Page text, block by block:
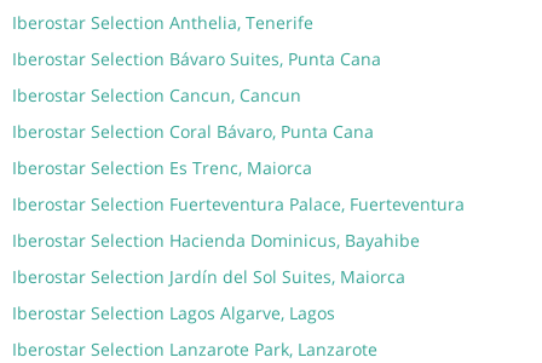
Iberostar Selection Anthelia, Tenerife
Iberostar Selection Bávaro Suites, Punta Cana
Iberostar Selection Cancun, Cancun
Iberostar Selection Coral Bávaro, Punta Cana
Iberostar Selection Es Trenc, Maiorca
Iberostar Selection Fuerteventura Palace, Fuerteventura
Iberostar Selection Hacienda Dominicus, Bayahibe
Iberostar Selection Jardín del Sol Suites, Maiorca
Iberostar Selection Lagos Algarve, Lagos
Iberostar Selection Lanzarote Park, Lanzarote